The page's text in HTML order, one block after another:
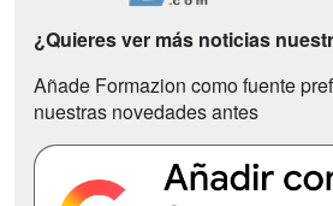
¿Quieres ver más noticias
Añade Formazion como fuente
nuestras novedades antes